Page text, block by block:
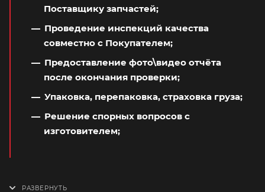
Поставщику запчастей;
Проведение инспекций качества
совместно с Покупателем;
Предоставление фото\видео отчёта
после окончания проверки;
Упаковка, перепаковка, страховка груза;
Решение спорных вопросов с
изготовителем;